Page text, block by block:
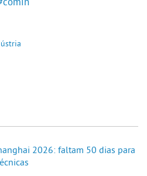
2026: faltam 50 dias para